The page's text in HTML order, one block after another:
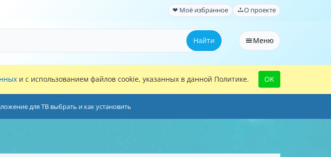
❤ Моё избранное О проекте
Найти Меню
и с использованием файлов cookie, указанных в данной Политике. OK
для ТВ выбрать и как установить